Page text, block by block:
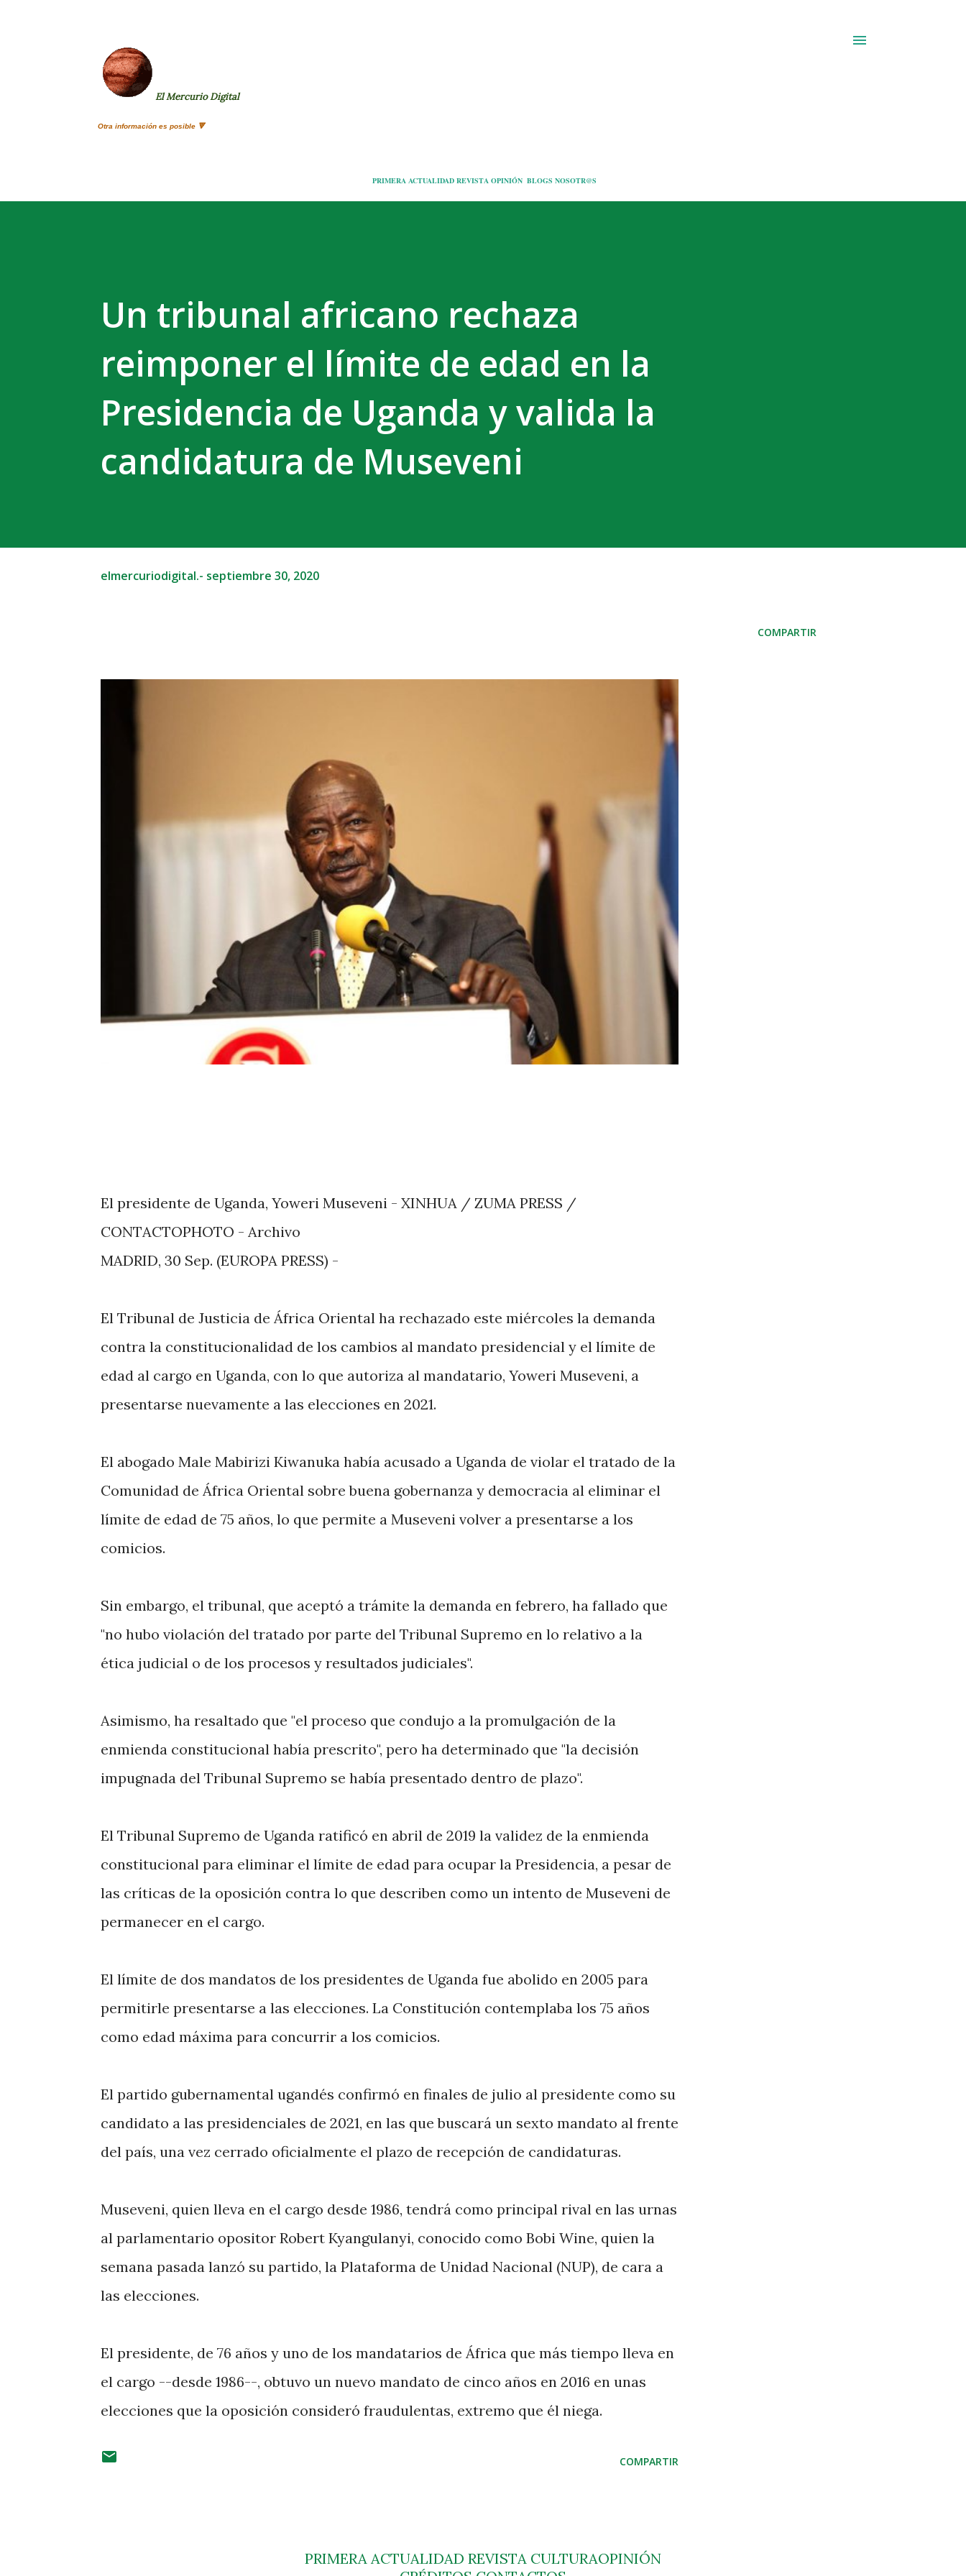
El Mercurio Digital
Otra información es posible 🔻
PRIMERA ACTUALIDAD REVISTA OPINIÓN BLOGS NOSOTR@S
Un tribunal africano rechaza
reimponer el límite de edad en la
Presidencia de Uganda y valida la
candidatura de Museveni
elmercuriodigital.- septiembre 30, 2020
El presidente de Uganda, Yoweri Museveni - XINHUA / ZUMA PRESS /
CONTACTOPHOTO - Archivo
MADRID, 30 Sep. (EUROPA PRESS) -
El Tribunal de Justicia de África Oriental ha rechazado este miércoles la demanda
contra la constitucionalidad de los cambios al mandato presidencial y el límite de
edad al cargo en Uganda, con lo que autoriza al mandatario, Yoweri Museveni, a
presentarse nuevamente a las elecciones en 2021.
El abogado Male Mabirizi Kiwanuka había acusado a Uganda de violar el tratado de la
Comunidad de África Oriental sobre buena gobernanza y democracia al eliminar el
límite de edad de 75 años, lo que permite a Museveni volver a presentarse a los
comicios.
Sin embargo, el tribunal, que aceptó a trámite la demanda en febrero, ha fallado que
"no hubo violación del tratado por parte del Tribunal Supremo en lo relativo a la
ética judicial o de los procesos y resultados judiciales".
Asimismo, ha resaltado que "el proceso que condujo a la promulgación de la
enmienda constitucional había prescrito", pero ha determinado que "la decisión
impugnada del Tribunal Supremo se había presentado dentro de plazo".
El Tribunal Supremo de Uganda ratificó en abril de 2019 la validez de la enmienda
constitucional para eliminar el límite de edad para ocupar la Presidencia, a pesar de
las críticas de la oposición contra lo que describen como un intento de Museveni de
permanecer en el cargo.
El límite de dos mandatos de los presidentes de Uganda fue abolido en 2005 para
permitirle presentarse a las elecciones. La Constitución contemplaba los 75 años
como edad máxima para concurrir a los comicios.
El partido gubernamental ugandés confirmó en finales de julio al presidente como su
candidato a las presidenciales de 2021, en las que buscará un sexto mandato al frente
del país, una vez cerrado oficialmente el plazo de recepción de candidaturas.
Museveni, quien lleva en el cargo desde 1986, tendrá como principal rival en las urnas
al parlamentario opositor Robert Kyangulanyi, conocido como Bobi Wine, quien la
semana pasada lanzó su partido, la Plataforma de Unidad Nacional (NUP), de cara a
las elecciones.
El presidente, de 76 años y uno de los mandatarios de África que más tiempo lleva en
el cargo --desde 1986--, obtuvo un nuevo mandato de cinco años en 2016 en unas
elecciones que la oposición consideró fraudulentas, extremo que él niega.
COMPARTIR
COMPARTIR
PRIMERA ACTUALIDAD REVISTA CULTURAOPINIÓN